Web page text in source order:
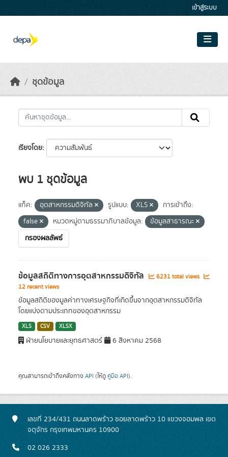
เข้าสู่ระบบ
ชุดข้อมูล
เรียงโดย
พบ 1 ชุดข้อมูล
แท็ค: อุตสาหกรรมดิจิทัล รูปแบบ: XLS
การเข้าถึง:
false
หมวดหมู่ตามธรรมาภิบาลข้อมูล:
ข้อมูลสาธารณะ
กรองผลลัพธ์
ข้อมูลสถิติทางการอุตสาหกรรมดิจิทัล
6231 total views
12 recent views
ข้อมูลสถิติของมูลค่าทางเศรษฐกิจที่เกิดขึ้นจากอุตสาหกรรมดิจิทัล
โดยแบ่งตามประเภทของอุตสาหกรรม
XLS CSV XLSX
ฝ่ายนโยบายและยุทธศาสตร์ 6 สิงหาคม 2568
คุณสามารถเข้าถึงคลังทาง API (ให้ดู คู่มือ API).
เลขที่ 234/431 ถนนลาดพร้าว ซอยลาดพร้าว 10 แขวงจอมพล เขต
จตุจักร กรุงเทพมหานคร 10900
02 026 2333